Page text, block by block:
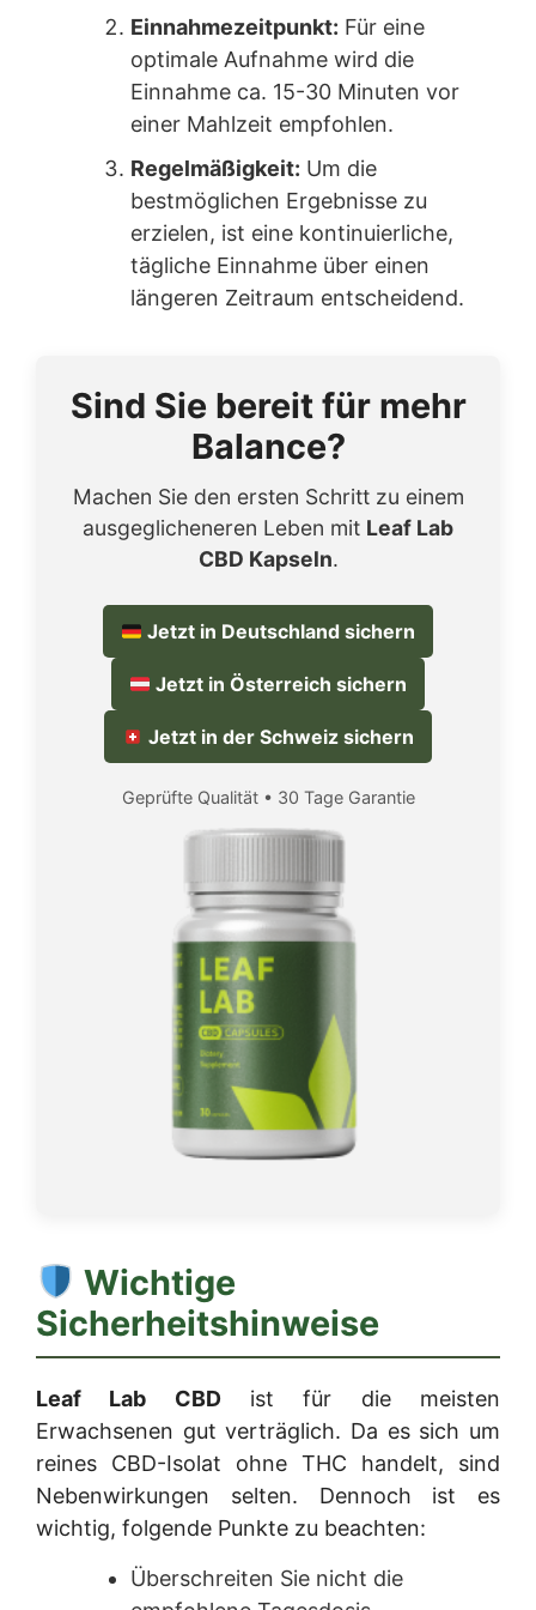
Einnahmezeitpunkt: Für eine
optimale Aufnahme wird die
Einnahme ca. 15-30 Minuten vor
einer Mahlzeit empfohlen.
Regelmäßigkeit: Um die
bestmöglichen Ergebnisse zu
erzielen, ist eine kontinuierliche,
tägliche Einnahme über einen
längeren Zeitraum entscheidend.
Sind Sie bereit für mehr
Balance?
Machen Sie den ersten Schritt zu einem
ausgeglicheneren Leben mit Leaf Lab
CBD Kapseln.
Jetzt in Deutschland sichern
Jetzt in Österreich sichern
Jetzt in der Schweiz sichern
Geprüfte Qualität • 30 Tage Garantie
Wichtige
Sicherheitshinweise
Leaf Lab CBDist für die meisten
Erwachsenen gut verträglich. Da es sich um
reines CBD-Isolat ohne THC handelt, sind
Nebenwirkungen selten. Dennoch ist es
wichtig, folgende Punkte zu beachten:
Überschreiten Sie nicht die